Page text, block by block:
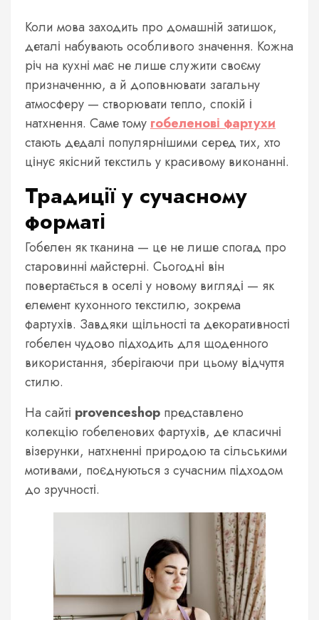
Коли мова заходить про домашній затишок,
деталі набувають особливого значення. Кожна
річ на кухні має не лише служити своєму
призначенню, а й доповнювати загальну
атмосферу — створювати тепло, спокій і
натхнення. Саме тому гобеленові фартухи
стають дедалі популярнішими серед тих, хто
цінує якісний текстиль у красивому виконанні.
Традиції у сучасному
форматі
Гобелен як тканина — це не лише спогад про
старовинні майстерні. Сьогодні він
повертається в оселі у новому вигляді — як
елемент кухонного текстилю, зокрема
фартухів. Завдяки щільності та декоративності
гобелен чудово підходить для щоденного
використання, зберігаючи при цьому відчуття
стилю.
На сайті provenceshop представлено
колекцію гобеленових фартухів, де класичні
візерунки, натхненні природою та сільськими
мотивами, поєднуються з сучасним підходом
до зручності.